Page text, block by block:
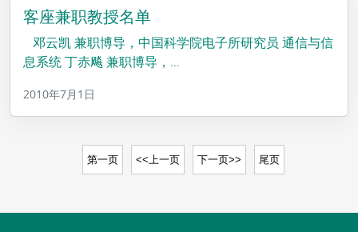
客座兼职教授名单
邓云凯 兼职博导，中国科学院电子所研究员 通信与信
息系统 丁赤飚 兼职博导，...
2010年7月1日
第一页 <<上一页 下一页>> 尾页